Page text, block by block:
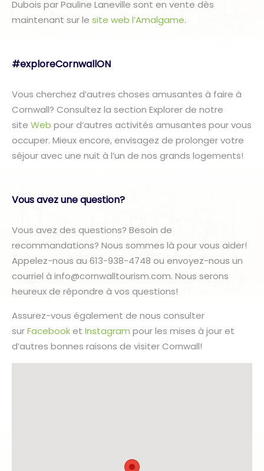
Dubois par Pauline Laneville sont en vente dès
maintenant sur le site web l’Amalgame.
#exploreCornwallON
Vous cherchez d’autres choses amusantes à faire à
Cornwall? Consultez la section Explorer de notre
site Web pour d’autres activités amusantes pour vous
occuper. Mieux encore, envisagez de prolonger votre
séjour avec une nuit à l’un de nos grands logements!
Vous avez une question?
Vous avez des questions? Besoin de
recommandations? Nous sommes là pour vous aider!
Appelez-nous au 613-938-4748 ou envoyez-nous un
courriel à info@cornwalltourism.com. Nous serons
heureux de répondre à vos questions!
Assurez-vous également de nous consulter
surFacebooket Instagram pour les mises à jour et
d’autres bonnes raisons de visiter Cornwall!